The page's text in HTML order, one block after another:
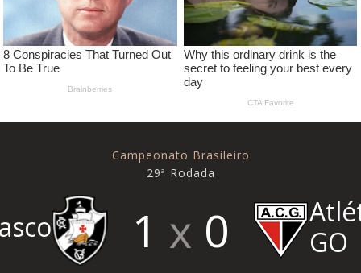
Campeonato Brasileiro
29ª Rodada
1 0
GO